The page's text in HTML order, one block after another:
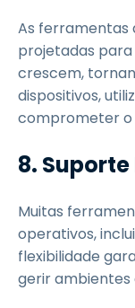
As ferramentas
projetadas
crescem,
dispositivos,
comprometer o
8.
Muitas
operativos,
flexibilidade
gerir ambientes